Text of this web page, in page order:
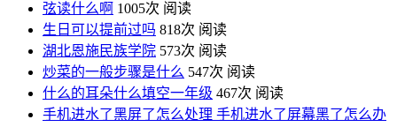
弦读什么啊 1005次 阅读
生日可以提前过吗 818次 阅读
湖北恩施民族学院 573次 阅读
炒菜的一般步骤是什么 547次 阅读
什么的耳朵什么填空一年级 467次 阅读
手机进水了黑屏了怎么处理 手机进水了屏幕黑了怎么办